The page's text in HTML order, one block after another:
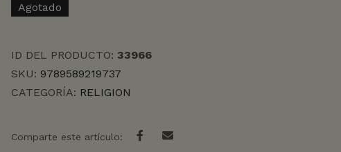
Agotado
ID DEL PRODUCTO: 33966
SKU: 9789589219737
CATEGORÍA: RELIGION
Comparte este artículo: